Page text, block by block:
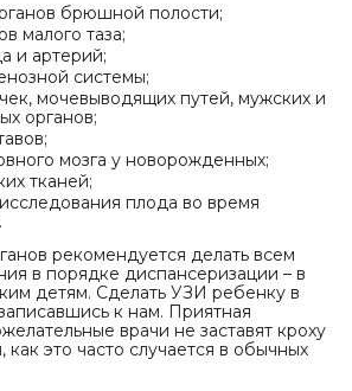
брюшной полости;
малого таза;
и артерий;
системы;
мочевыводящих путей, мужских и
органов;
мозга у новорожденных;
тканей;
плода во время
рекомендуется делать всем
в порядке диспансеризации – в
детям. Сделать УЗИ ребенку в
к нам. Приятная
врачи не заставят кроху
это часто случается в обычных